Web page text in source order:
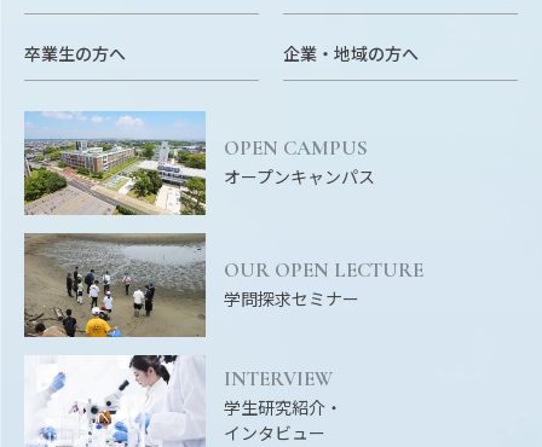
卒業生の方へ 企業・地域の方へ
OPEN CAMPUS
オープンキャンパス
OUR OPEN LECTURE
学問探求セミナー
INTERVIEW
学生研究紹介・
インタビュー